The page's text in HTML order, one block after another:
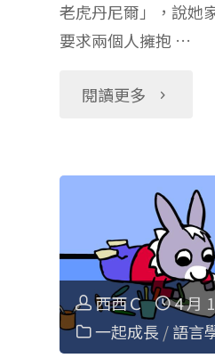
老虎丹尼爾」，說她
要求兩個人擁抱 …
閱讀更多 "【
孩
英
文
卡
西西Ｃ
4 月
一起成長 / 語言